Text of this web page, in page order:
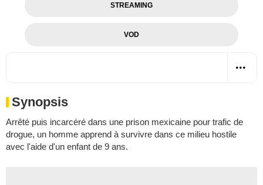
STREAMING
VOD
Synopsis
Arrêté puis incarcéré dans une prison mexicaine pour trafic de
drogue, un homme apprend à survivre dans ce milieu hostile
avec l'aide d'un enfant de 9 ans.